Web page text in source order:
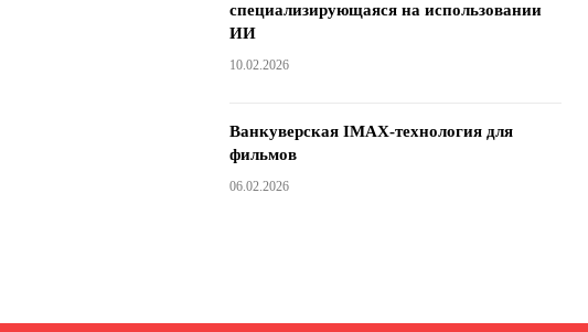
специализирующаяся на использовании
ИИ
10.02.2026
Ванкуверская IMAX-технология для
фильмов
06.02.2026